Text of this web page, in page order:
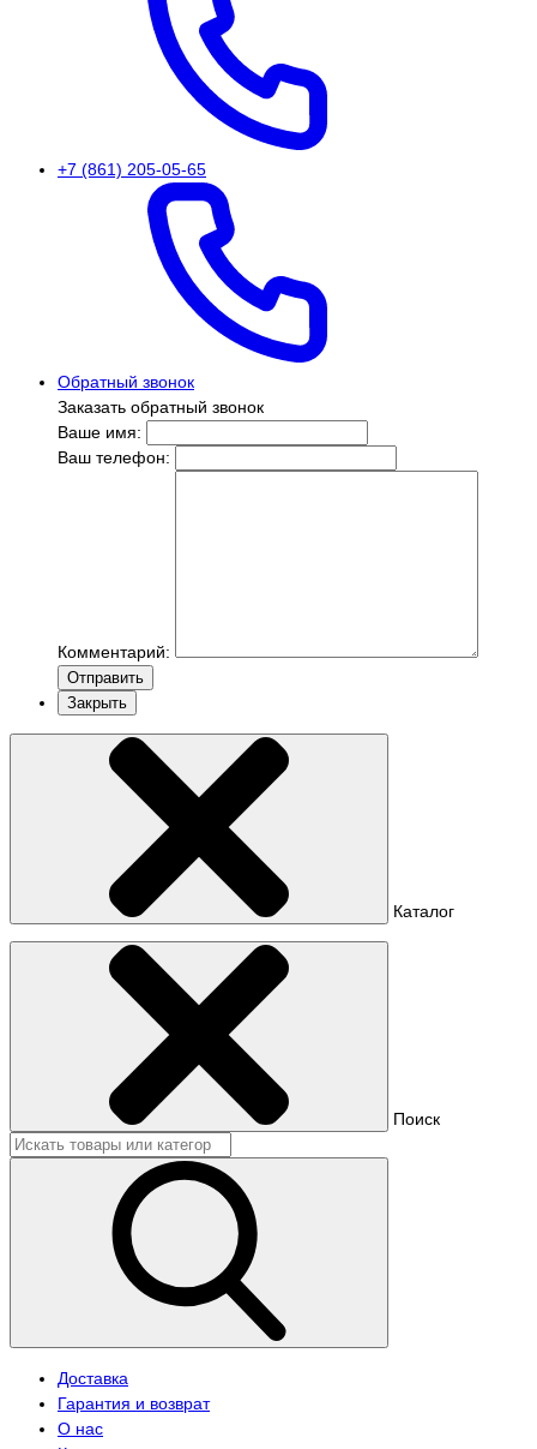
+7 (861) 205-05-65
Обратный звонок
Заказать обратный звонок
Ваше имя:
Ваш телефон:
Комментарий:
Отправить
Закрыть
Каталог
Поиск
Доставка
Гарантия и возврат
О нас